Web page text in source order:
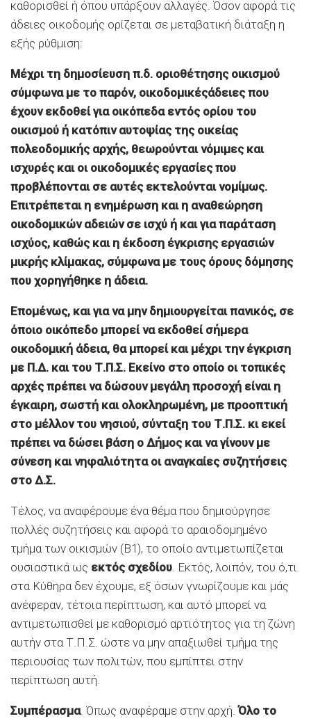
καθορισθεί ή όπου υπάρξουν αλλαγές. Όσον αφορά τις
άδειες οικοδομής ορίζεται σε μεταβατική διάταξη η
εξής ρύθμιση:
Μέχρι τη δημοσίευση π.δ. οριοθέτησης οικισμού
σύμφωνα με το παρόν, oικοδομικέςάδειες που
έχουν εκδοθεί για οικόπεδα εντός ορίου του
οικισμού ή κατόπιν αυτοψίας της οικείας
πολεοδομικής αρχής, θεωρούνται νόμιμες και
ισχυρές και οι οικοδομικές εργασίες που
προβλέπονται σε αυτές εκτελούνται νομίμως.
Επιτρέπεται η ενημέρωση και η αναθεώρηση
οικοδομικών αδειών σε ισχύ ή και για παράταση
ισχύος, καθώς και η έκδοση έγκρισης εργασιών
μικρής κλίμακας, σύμφωνα με τους όρους δόμησης
που χορηγήθηκε η άδεια.
Επομένως, και για να μην δημιουργείται πανικός, σε
όποιο οικόπεδο μπορεί να εκδοθεί σήμερα
οικοδομική άδεια, θα μπορεί και μέχρι την έγκριση
με Π.Δ. και του Τ.Π.Σ. Εκείνο στο οποίο οι τοπικές
αρχές πρέπει να δώσουν μεγάλη προσοχή είναι η
έγκαιρη, σωστή και ολοκληρωμένη, με προοπτική
στο μέλλον του νησιού, σύνταξη του Τ.Π.Σ. κι εκεί
πρέπει να δώσει βάση ο Δήμος και να γίνουν με
σύνεση και νηφαλιότητα οι αναγκαίες συζητήσεις
στο Δ.Σ.
Τέλος, να αναφέρουμε ένα θέμα που δημιούργησε
πολλές συζητήσεις και αφορά το αραιοδομημένο
τμήμα των οικισμών (Β1), το οποίο αντιμετωπίζεται
ουσιαστικά ως εκτός σχεδίου . Εκτός, λοιπόν, του ό,τι
στα Κύθηρα δεν έχουμε, εξ όσων γνωρίζουμε και μάς
ανέφεραν, τέτοια περίπτωση, και αυτό μπορεί να
αντιμετωπισθεί με καθορισμό αρτιότητος για τη ζώνη
αυτήν στα Τ.Π.Σ. ώστε να μην απαξιωθεί τμήμα της
περιουσίας των πολιτών, που εμπίπτει στην
περίπτωση αυτή.
Συμπέρασμα. Όπως αναφέραμε στην αρχή.Όλο το